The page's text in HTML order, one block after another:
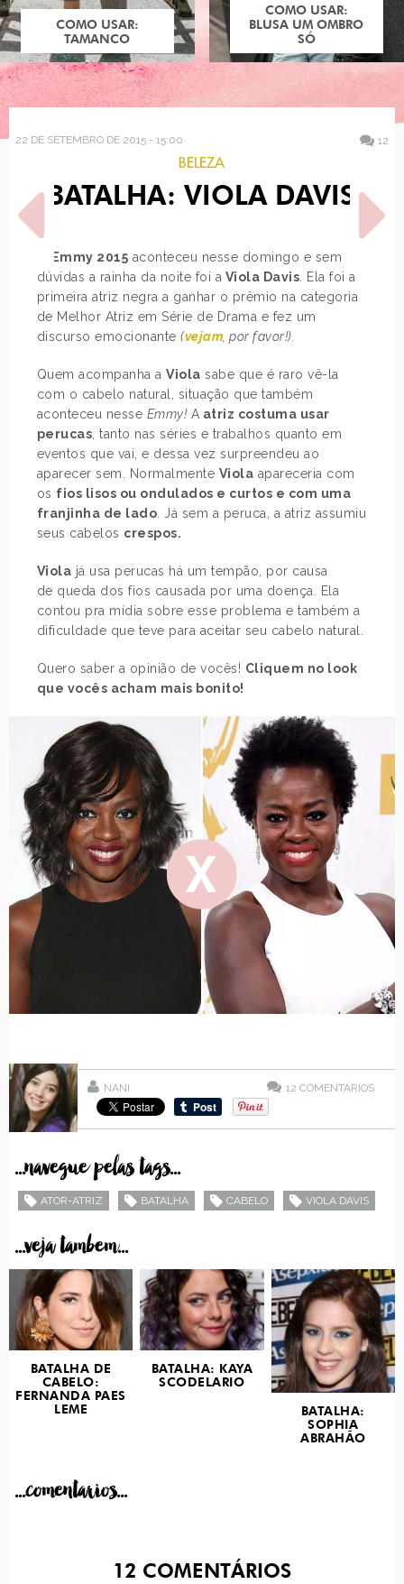
COMO USAR:
TAMANCO
COMO USAR:
BLUSA UM OMBRO
SÓ
22 DE SETEMBRO DE 2015 - 15:00 12
BELEZA
BATALHA: VIOLA DAVIS
Emmy 2015 aconteceu nesse domingo e sem
dúvidas a rainha da noite foi a Viola Davis . Ela foi a
primeira atriz negra a ganhar o prêmio na categoria
de Melhor Atriz em Série de Drama e fez um
discurso emocionante(vejam , por favor!).
Quem acompanha aViola sabe que é raro vê-la
com o cabelo natural, situação que também
aconteceu nesse Emmy!A atriz costuma usar
perucas , tanto nas séries e trabalhos quanto em
eventos que vai, e dessa vez surpreendeu ao
aparecer sem. Normalmente Viola apareceria com
os fios lisos ou ondulados e curtos e com uma
franjinha de lado . Já sem a peruca, a atriz assumiu
seus cabelos crespos.
Viola já usa perucas há um tempão, por causa
de queda dos fios causada por uma doença. Ela
contou pra mídia sobre esse problema e também a
dificuldade que teve para aceitar seu cabelo natural.
Quero saber a opinião de vocês! Cliquem no look
que vocês acham mais bonito!
NANI 12 COMENTÁRIOS
...navegue pelas tags...
ATOR-ATRIZ BATALHA CABELO VIOLA DAVIS
...veja tambem...
BATALHA DE
CABELO:
FERNANDA PAES
LEME
BATALHA: KAYA
SCODELARIO
BATALHA:
SOPHIA
ABRAHÃO
POST ANTERIOR
LOOK DO DIA: SAIA JEANS
COM MEIA CALÇA
PRÓXIMO POST
DECORAÇÃO: VERMELHO
NA COZINHA
...comentarios...
12 COMENTÁRIOS